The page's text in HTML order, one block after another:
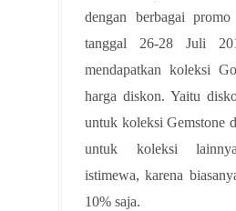
dengan berbagai
tanggal 26-28 Juli
mendapatkan koleksi
harga diskon. Yaitu
untuk koleksi Gemstone
untuk koleksi
istimewa, karena
10% saja.